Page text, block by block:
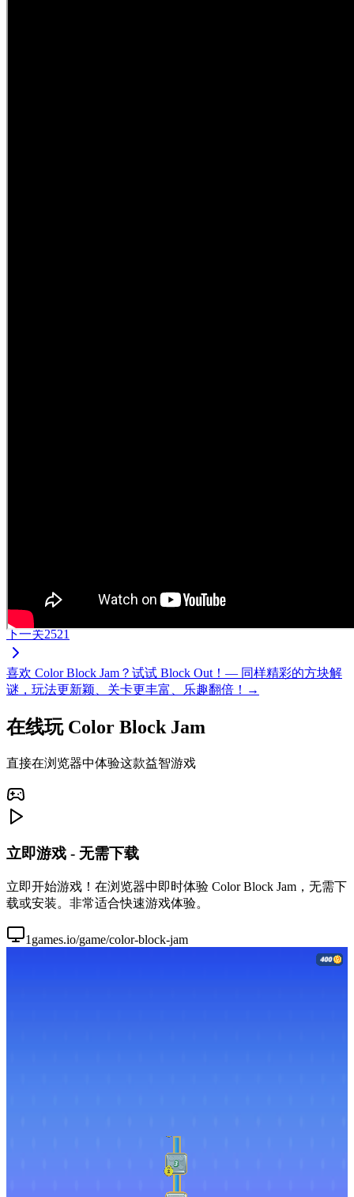
下一关2521
喜欢 Color Block Jam？试试 Block Out！— 同样精彩的方块解
谜，玩法更新颖、关卡更丰富、乐趣翻倍！→
在线玩 Color Block Jam
直接在浏览器中体验这款益智游戏
立即游戏 - 无需下载
立即开始游戏！在浏览器中即时体验 Color Block Jam，无需下
载或安装。非常适合快速游戏体验。
1games.io/game/color-block-jam